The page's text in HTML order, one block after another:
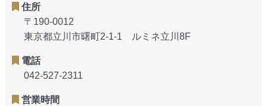
住所
〒190-0012
東京都立川市曙町2-1-1 ルミネ立川8F
電話
042-527-2311
営業時間